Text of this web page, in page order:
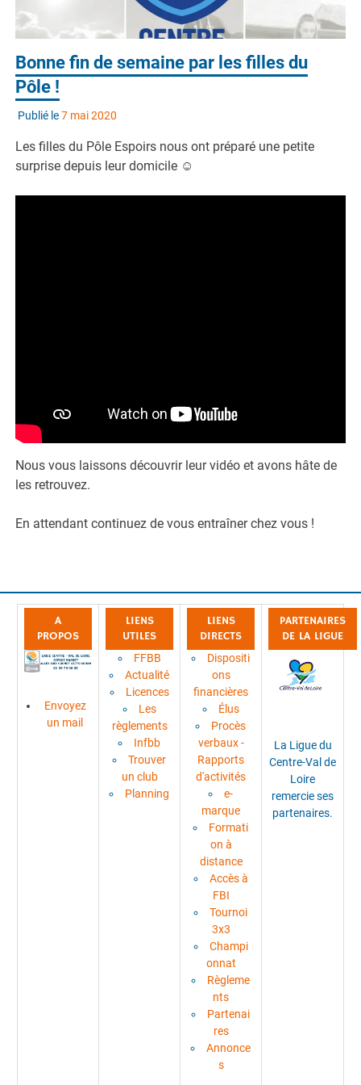
Bonne fin de semaine par les filles du
Pôle !
Publié le7 mai 2020
Les filles du Pôle Espoirs nous ont préparé une petite
surprise depuis leur domicile ☺
Nous vous laissons découvrir leur vidéo et avons hâte de
les retrouvez.
En attendant continuez de vous entraîner chez vous !
A
PROPOS
Envoyez
un mail
LIENS
UTILES
FFBB
Actualité
Licences
Les
règlements
Infbb
Trouver
un club
Planning
LIENS
DIRECTS
Dispositi
ons
financières
Élus
Procès
verbaux -
Rapports
d'activités
e-
marque
Formati
on à
distance
Accès à
FBI
Tournoi
3x3
Champi
onnat
Règleme
nts
Partenai
res
Annonce
s
PARTENAIRES
DE LA LIGUE
La Ligue du
Centre-Val de
Loire
remercie ses
partenaires.